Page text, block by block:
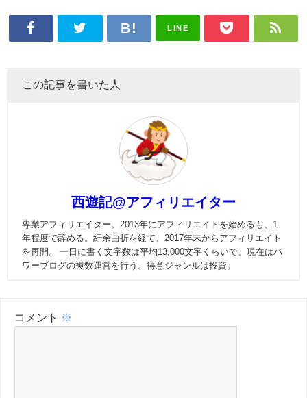
LINE
この記事を書いた人
西遊記@アフィリエイター
専業アフィリエイター。2013年にアフィリエイトを始めるも、1
年程度で辞める。紆余曲折を経て、2017年末からアフィリエイト
を再開。 一日に書く文字数は平均13,000文字くらいで、現在はパ
ワーブログの複数運営を行う。得意ジャンルは投資。
コメント ※